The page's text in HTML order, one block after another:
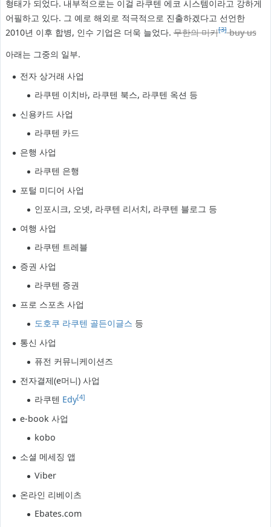
형태가 되었다. 내부적으로는 이걸 라쿠텐 에코 시스템이라고 강하게
어필하고 있다. 그 예로 해외로 적극적으로 진출하겠다고 선언한
2010년 이후 합병, 인수 기업은 더욱 늘었다.무한의 미키[3]buy us
아래는 그중의 일부.
전자 상거래 사업
라쿠텐 이치바, 라쿠텐 북스, 라쿠텐 옥션 등
신용카드 사업
라쿠텐 카드
은행 사업
라쿠텐 은행
포털 미디어 사업
인포시크, 오넷, 라쿠텐 리서치, 라쿠텐 블로그 등
여행 사업
라쿠텐 트레블
증권 사업
라쿠텐 증권
프로 스포츠 사업
도호쿠 라쿠텐 골든이글스 등
통신 사업
퓨전 커뮤니케이션즈
전자결제(e머니) 사업
라쿠텐 Edy[4]
e-book 사업
kobo
소셜 메세징 앱
Viber
온라인 리베이츠
Ebates.com